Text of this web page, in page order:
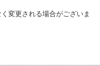
変更される場合がございま